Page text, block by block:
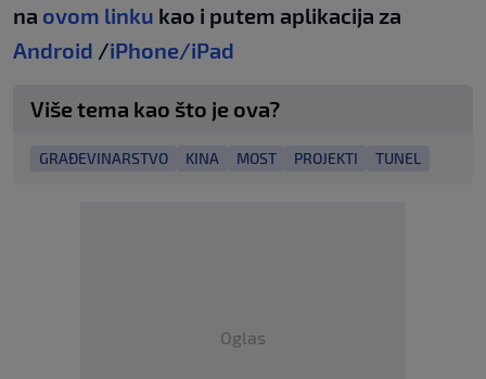
na ovom linku kao i putem aplikacija za
Android /iPhone/iPad
Više tema kao što je ova?
GRAĐEVINARSTVO KINA MOST PROJEKTI TUNEL
Oglas